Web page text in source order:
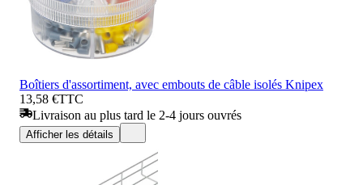
Boîtiers d'assortiment, avec embouts de câble isolés Knipex
13,58 €TTC
Livraison au plus tard le 2-4 jours ouvrés
Afficher les détails